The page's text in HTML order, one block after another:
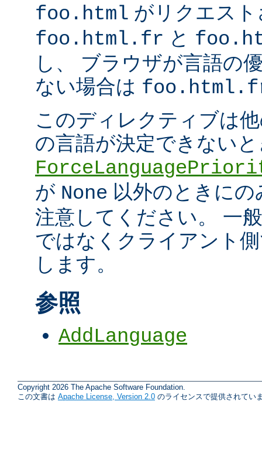
foo.html がリクエスト
foo.html.fr と
し、 ブラウザが言語の
ない場合は
このディレクティブは
の言語が決定できない
が None 以外のときに
注意してください。 一
ではなくクライアント
します。
参照
AddLanguage
Copyright 2026 The Apache Software Foundation.
この文書は Apache License, Version 2.0 のライセンスで提供されてい